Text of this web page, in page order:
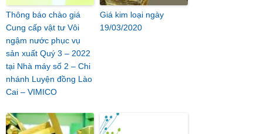
Thông báo chào giá
Cung cấp vật tư Vôi
ngậm nước phục vụ
sản xuất Quý 3 – 2022
tại Nhà máy số 2 – Chi
nhánh Luyện đồng Lào
Cai – VIMICO
Giá kim loại ngày
19/03/2020